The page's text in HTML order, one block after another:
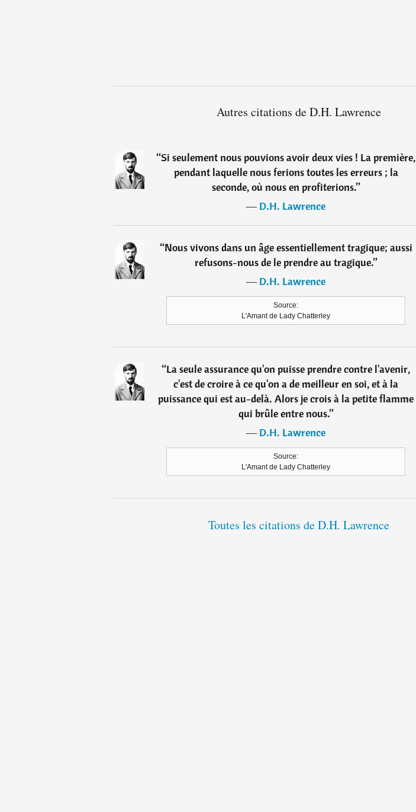
Autres citations de D.H. Lawrence
“Si seulement nous pouvions avoir deux vies ! La première,
pendant laquelle nous ferions toutes les erreurs ; la
seconde, où nous en profiterions.”
―D.H. Lawrence
“Nous vivons dans un âge essentiellement tragique; aussi
refusons-nous de le prendre au tragique.”
―D.H. Lawrence
Source:
L'Amant de Lady Chatterley
“La seule assurance qu'on puisse prendre contre l'avenir,
c'est de croire à ce qu'on a de meilleur en soi, et à la
puissance qui est au-delà. Alors je crois à la petite flamme
qui brûle entre nous.”
―D.H. Lawrence
Source:
L'Amant de Lady Chatterley
Toutes les citations de D.H. Lawrence